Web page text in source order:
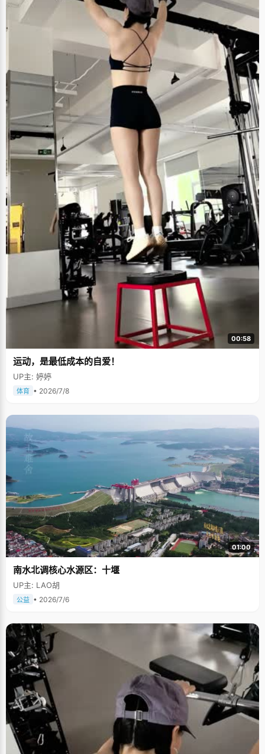
00:58
运动，是最低成本的自爱！
UP主: 婷婷
体育 • 2026/7/8
01:00
南水北调核心水源区：十堰
UP主: LAO胡
公益 • 2026/7/6